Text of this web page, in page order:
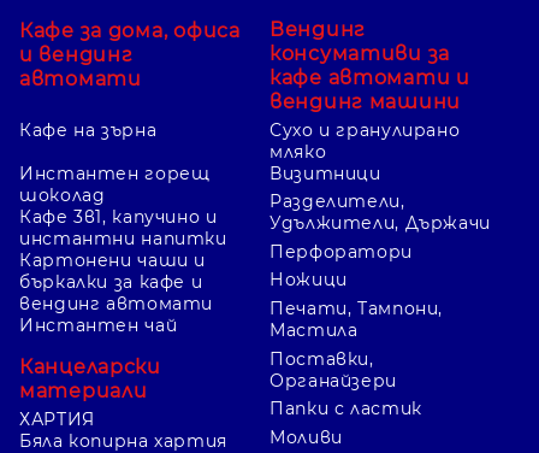
Кафе за дома, офиса
и вендинг
автомати
Кафе на зърна
Вендинг
консумативи за
кафе автомати и
вендинг машини
Сухо и гранулирано
мляко
Инстантен горещ
шоколад
Кафе 3в1, капучино и
инстантни напитки
Картонени чаши и
бъркалки за кафе и
вендинг автомати
Инстантен чай
Канцеларски
материали
ХАРТИЯ
Бяла копирна хартия
Визитници
Разделители,
Удължители, Държачи
Перфоратори
Ножици
Печати, Тампони,
Мастила
Поставки,
Органайзери
Папки с ластик
Моливи